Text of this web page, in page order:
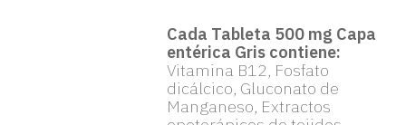
Cada Tableta 500 mg Capa
entérica Gris contiene:
Vitamina B12, Fosfato
dicálcico, Gluconato de
Manganeso, Extractos